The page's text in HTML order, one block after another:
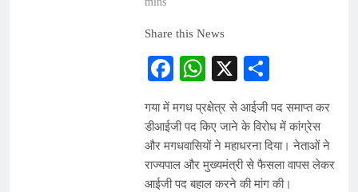
Share this News
Facebook
WhatsApp
X
गया में मगध प्रक्षेत्र से आईजी पद समाप्त कर
डीआईजी पद किए जाने के विरोध में कांग्रेस
और मगधवासियों ने महाधरना दिया। नेताओं ने
राज्यपाल और मुख्यमंत्री से फैसला वापस लेकर
आईजी पद बहाल करने की मांग की।